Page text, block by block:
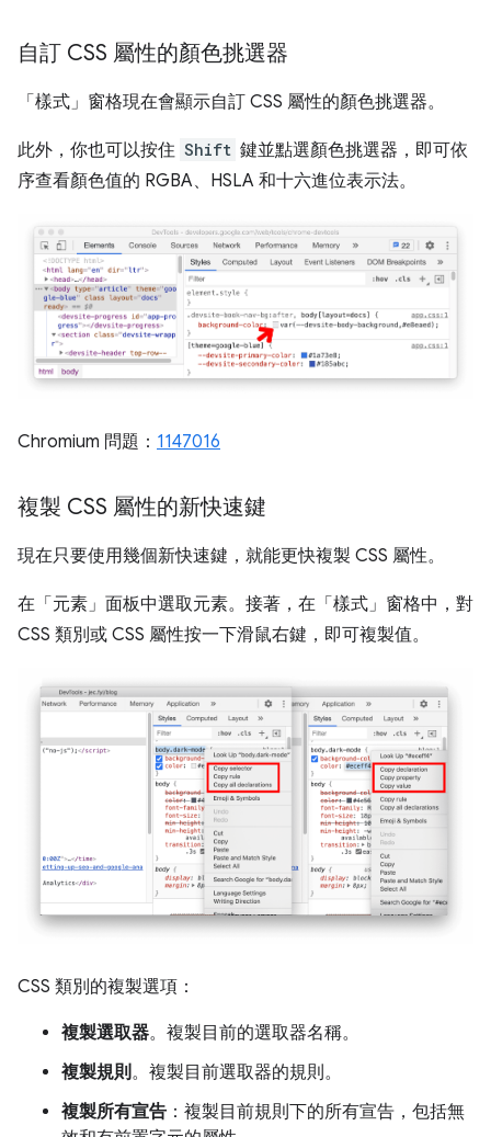
自訂 CSS 屬性的顏色挑選器
「樣式」 窗格現在會顯示自訂 CSS 屬性的顏色挑選器。
此外，你也可以按住 Shift 鍵並點選顏色挑選器，即可依
序查看顏色值的 RGBA、HSLA 和十六進位表示法。
Chromium 問題： 1147016
複製 CSS 屬性的新快速鍵
現在只要使用幾個新快速鍵，就能更快複製 CSS 屬性。
在「元素」 面板中選取元素。接著，在「樣式」 窗格中，對
CSS 類別或 CSS 屬性按一下滑鼠右鍵，即可複製值。
CSS 類別的複製選項：
複製選取器。複製目前的選取器名稱。
複製規則。複製目前選取器的規則。
複製所有宣告 ：複製目前規則下的所有宣告，包括無